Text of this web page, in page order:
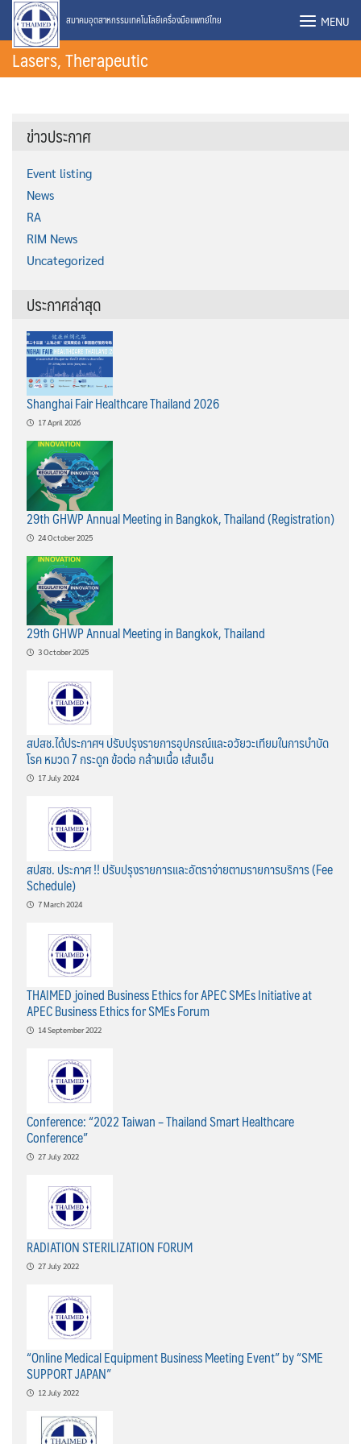
Skip
content
สมาคมอุตสาหกรรมเทคโนโลยีเครื่องมือแพทย์ไทย MENU
Lasers, Therapeutic
ข่าวประกาศ
Event listing
News
RA
RIM News
Uncategorized
ประกาศล่าสุด
Shanghai Fair Healthcare Thailand 2026
17 April 2026
29th GHWP Annual Meeting in Bangkok, Thailand (Registration)
24 October 2025
29th GHWP Annual Meeting in Bangkok, Thailand
3 October 2025
สปสช.ได้ประกาศฯ ปรับปรุงรายการอุปกรณ์และอวัยวะเทียมในการบำบัด
โรค หมวด 7 กระดูก ข้อต่อ กล้ามเนื้อ เส้นเอ็น
17 July 2024
สปสช. ประกาศ !! ปรับปรุงรายการและอัตราจ่ายตามรายการบริการ (Fee
Schedule)
7 March 2024
THAIMED joined Business Ethics for APEC SMEs Initiative at
APEC Business Ethics for SMEs Forum
14 September 2022
Conference: “2022 Taiwan – Thailand Smart Healthcare
Conference”
27 July 2022
RADIATION STERILIZATION FORUM
27 July 2022
“Online Medical Equipment Business Meeting Event” by “SME
SUPPORT JAPAN”
12 July 2022